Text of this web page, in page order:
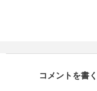
コメントを書く